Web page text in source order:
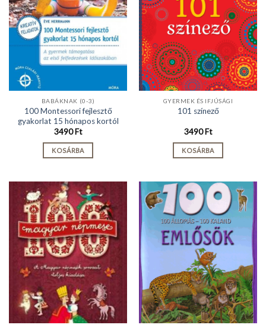
BABÁKNAK (0-3)
100 Montessori fejlesztő
gyakorlat 15 hónapos kortól
3490Ft
KOSÁRBA
GYERMEK ÉS IFJÚSÁGI
101 színező
3490Ft
KOSÁRBA